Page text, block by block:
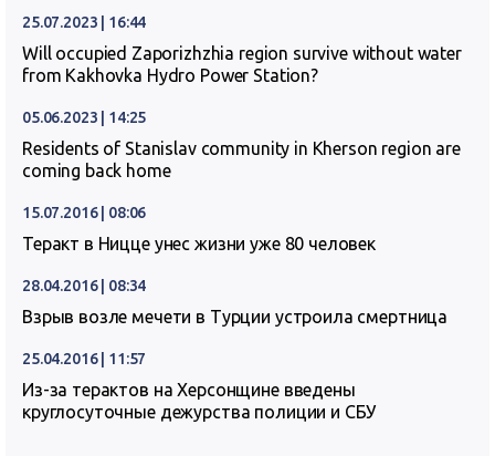
25.07.2023 | 16:44
Will occupied Zaporizhzhia region survive without water
from Kakhovka Hydro Power Station?
05.06.2023 | 14:25
Residents of Stanislav community in Kherson region are
coming back home
15.07.2016 | 08:06
Теракт в Ницце унес жизни уже 80 человек
28.04.2016 | 08:34
Взрыв возле мечети в Турции устроила смертница
25.04.2016 | 11:57
Из-за терактов на Херсонщине введены
круглосуточные дежурства полиции и СБУ